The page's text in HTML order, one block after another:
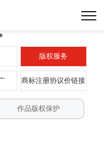
版权服务
作品版权保护
商标注册协议价链接